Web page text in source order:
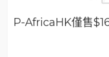
P-AfricaHK僅售